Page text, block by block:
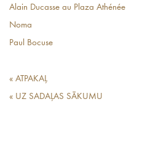
Alain Ducasse au Plaza Athénée
Noma
Paul Bocuse
« ATPAKAĻ
« UZ SADAĻAS SĀKUMU